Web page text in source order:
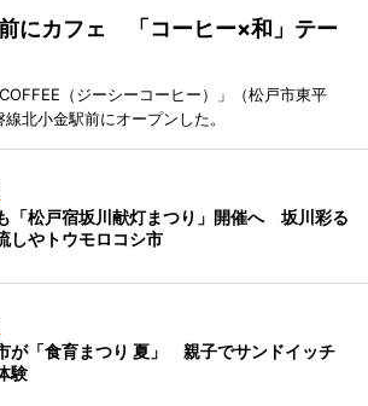
にカフェ 「コーヒー×和」テー
（ジーシーコーヒー）」（松戸市東平
北小金駅前にオープンした。
「松戸宿坂川献灯まつり」開催へ 坂川彩る
しやトウモロコシ市
が「食育まつり 夏」 親子でサンドイッチ
験